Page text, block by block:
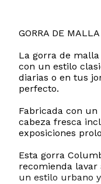
GORRA DE
La gorra de
con un estilo
diarias o en tus
perfecto.
Fabricada con
cabeza fresca
exposiciones
Esta gorra
recomienda
un estilo urbano